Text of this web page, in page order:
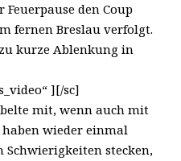
den Coup
fernen Breslau verfolgt.
kurze Ablenkung in
][/sc]
mit, wenn auch mit
wieder einmal
Schwierigkeiten stecken,